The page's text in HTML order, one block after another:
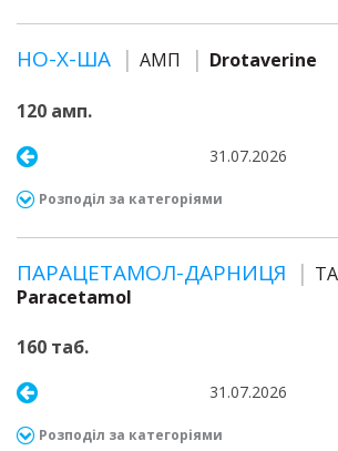
НО-Х-ША АМП Drotaverine
120 амп.
31.07.2026
Розподіл за категоріями
ПАРАЦЕТАМОЛ-ДАРНИЦЯ
Paracetamol
160 таб.
31.07.2026
Розподіл за категоріями